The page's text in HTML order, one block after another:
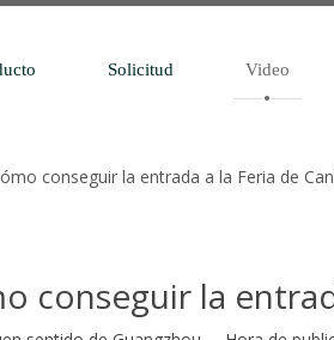
Solicitud Video
conseguir la entrada a la Feria de
conseguir la